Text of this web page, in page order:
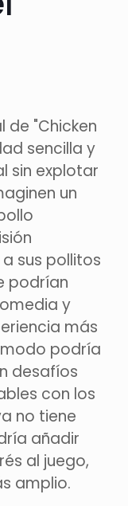
de "Chicken
sencilla y
sin explotar
un
sus pollitos
podrían
y
más
podría
desafíos
con los
no tiene
añadir
al juego,
amplio.